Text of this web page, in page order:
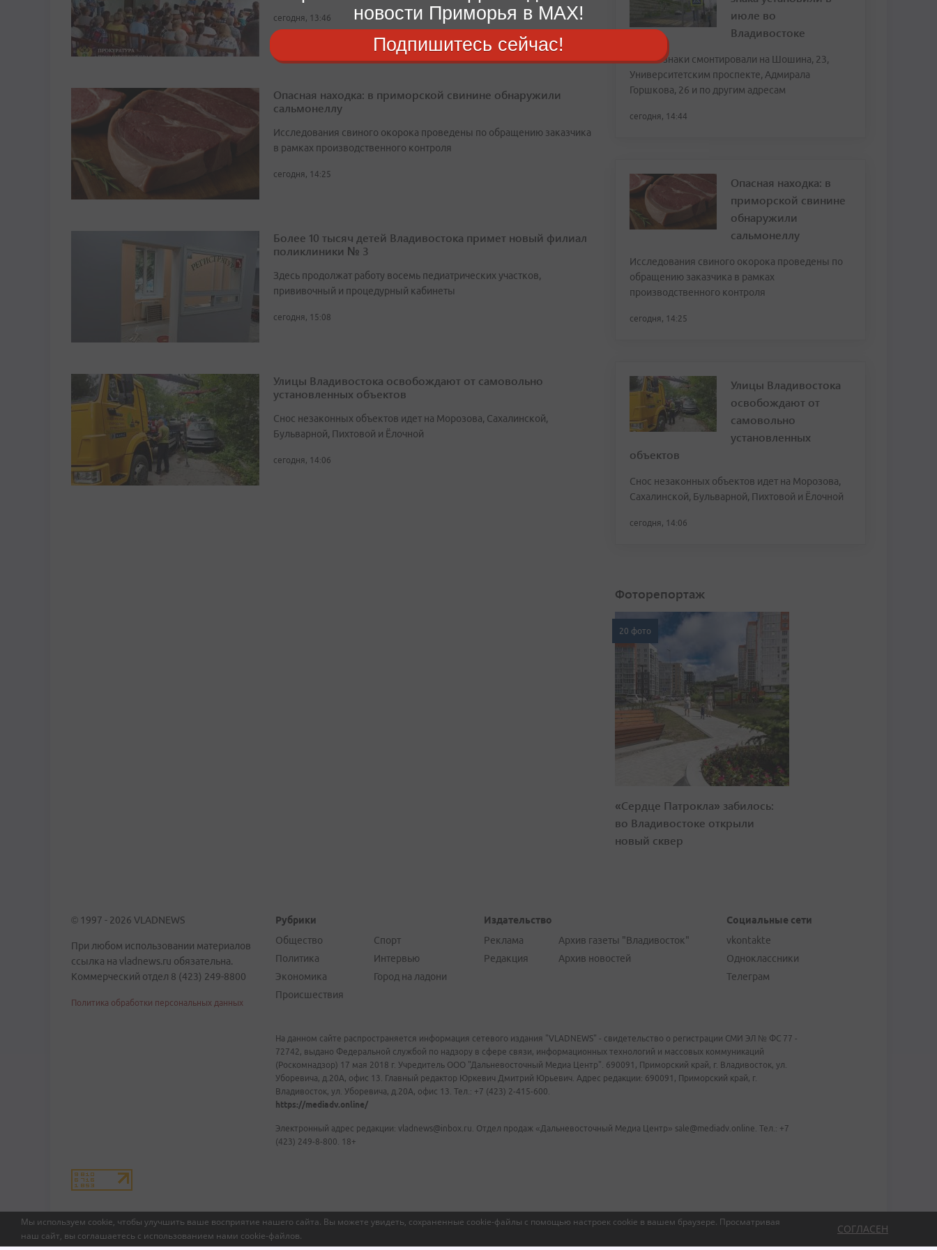
Мы используем cookie, чтобы улучшить ваше восприятие нашего сайта. Вы можете увидеть, сохраненные cookie-файлы с помощью настроек cookie в вашем браузере. Просматривая
наш сайт, вы соглашаетесь с использованием нами cookie-файлов.
СОГЛАСЕН
сегодня, 13:46
Опасная находка: в приморской свинине обнаружили
сальмонеллу
Исследования свиного окорока проведены по обращению заказчика
в рамках производственного контроля
сегодня, 14:25
Более 10 тысяч детей Владивостока примет новый филиал
поликлиники № 3
Здесь продолжат работу восемь педиатрических участков,
прививочный и процедурный кабинеты
сегодня, 15:08
Улицы Владивостока освобождают от самовольно
установленных объектов
Снос незаконных объектов идет на Морозова, Сахалинской,
Бульварной, Пихтовой и Ёлочной
сегодня, 14:06
июле во
Владивостоке
Новые знаки смонтировали на Шошина, 23,
Университетским проспекте, Адмирала
Горшкова, 26 и по другим адресам
сегодня, 14:44
Опасная находка: в
приморской свинине
обнаружили
сальмонеллу
Исследования свиного окорока проведены по
обращению заказчика в рамках
производственного контроля
сегодня, 14:25
Улицы Владивостока
освобождают от
самовольно
установленных
объектов
Снос незаконных объектов идет на Морозова,
Сахалинской, Бульварной, Пихтовой и Ёлочной
сегодня, 14:06
Фоторепортаж
20 фото
«Сердце Патрокла» забилось:
во Владивостоке открыли
новый сквер
© 1997 - 2026 VLADNEWS
При любом использовании материалов
ссылка на vladnews.ru обязательна.
Коммерческий отдел 8 (423) 249-8800
Политика обработки персональных данных
Рубрики
Общество
Политика
Экономика
Происшествия
Спорт
Интервью
Город на ладони
Издательство
Реклама
Редакция
Архив газеты "Владивосток"
Архив новостей
Социальные сети
vkontakte
Одноклассники
Телеграм
На данном сайте распространяется информация сетевого издания "VLADNEWS" - свидетельство о регистрации СМИ ЭЛ № ФС 77 -
72742, выдано Федеральной службой по надзору в сфере связи, информационных технологий и массовых коммуникаций
(Роскомнадзор) 17 мая 2018 г. Учредитель ООО "Дальневосточный Медиа Центр". 690091, Приморский край, г. Владивосток, ул.
Уборевича, д.20А, офис 13. Главный редактор Юркевич Дмитрий Юрьевич. Адрес редакции: 690091, Приморский край, г.
Владивосток, ул. Уборевича, д.20А, офис 13. Тел.: +7 (423) 2-415-600.
https://mediadv.online/
Электронный адрес редакции: vladnews@inbox.ru. Отдел продаж «Дальневосточный Медиа Центр» sale@mediadv.online. Тел.: +7
(423) 249-8-800. 18+
новости Приморья в MAX!
Подпишитесь сейчас!